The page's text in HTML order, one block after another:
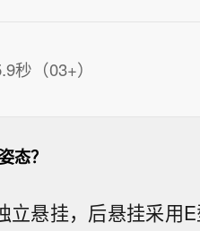
秒（03+）
态？
立悬挂，后悬挂采用